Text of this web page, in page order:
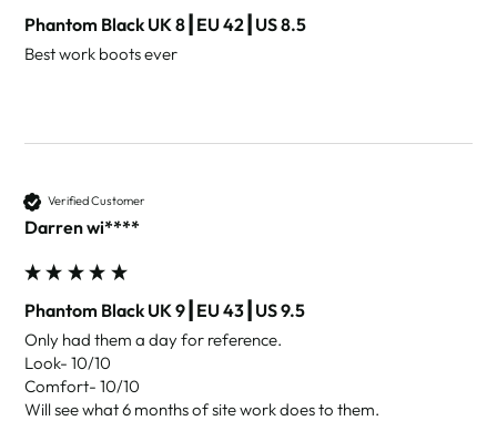
Phantom Black UK 8┃EU 42┃US 8.5
Best work boots ever
Verified Customer
Darren wi****
Phantom Black UK 9┃EU 43┃US 9.5
Only had them a day for reference.
Look- 10/10
Comfort- 10/10
Will see what 6 months of site work does to them.